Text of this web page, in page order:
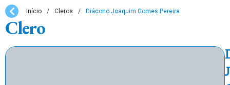
Início / Cleros / Diácono Joaquim Gomes Pereira
Clero